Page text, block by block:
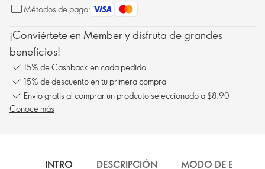
Métodos de pago:
¡Conviértete en Member y disfruta de grandes
beneficios!
15% de Cashback en cada pedido
15% de descuento en tu primera compra
Envío gratis al comprar un prodcuto seleccionado a $8.90
Conoce más
INTRO DESCRIPCIÓN MODO DE EMPLEO